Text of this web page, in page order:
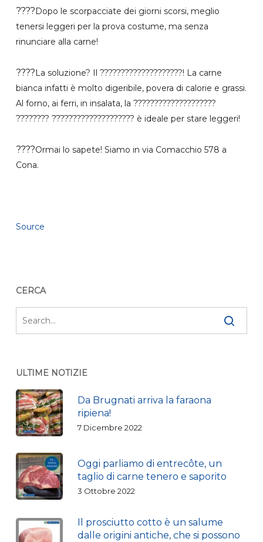
????Dopo le scorpacciate dei giorni scorsi, meglio
tenersi leggeri per la prova costume, ma senza
rinunciare alla carne!
????La soluzione? Il ????????????????????! La carne
bianca infatti è molto digeribile, povera di calorie e grassi.
Al forno, ai ferri, in insalata, la ????????????????????
???????? ???????????????????? è ideale per stare leggeri!
????Ormai lo sapete! Siamo in via Comacchio 578 a
Cona.
Source
CERCA
ULTIME NOTIZIE
Da Brugnati arriva la faraona
ripiena!
7 Dicembre 2022
Oggi parliamo di entrecôte, un
taglio di carne tenero e saporito
3 Ottobre 2022
Il prosciutto cotto è un salume
dalle origini antiche, che si possono